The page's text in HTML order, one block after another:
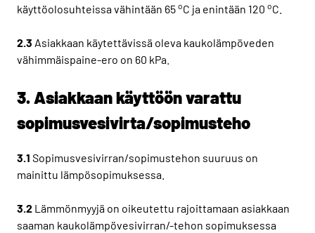
käyttöolosuhteissa vähintään 65 oC ja enintään 120 oC.
2.3 Asiakkaan käytettävissä oleva kaukolämpöveden
vähimmäispaine-ero on 60 kPa.
3. Asiakkaan käyttöön varattu
sopimusvesivirta/sopimusteho
3.1 Sopimusvesivirran/sopimustehon suuruus on
mainittu lämpösopimuksessa.
3.2 Lämmönmyyjä on oikeutettu rajoittamaan asiakkaan
saaman kaukolämpövesivirran/-tehon sopimuksessa